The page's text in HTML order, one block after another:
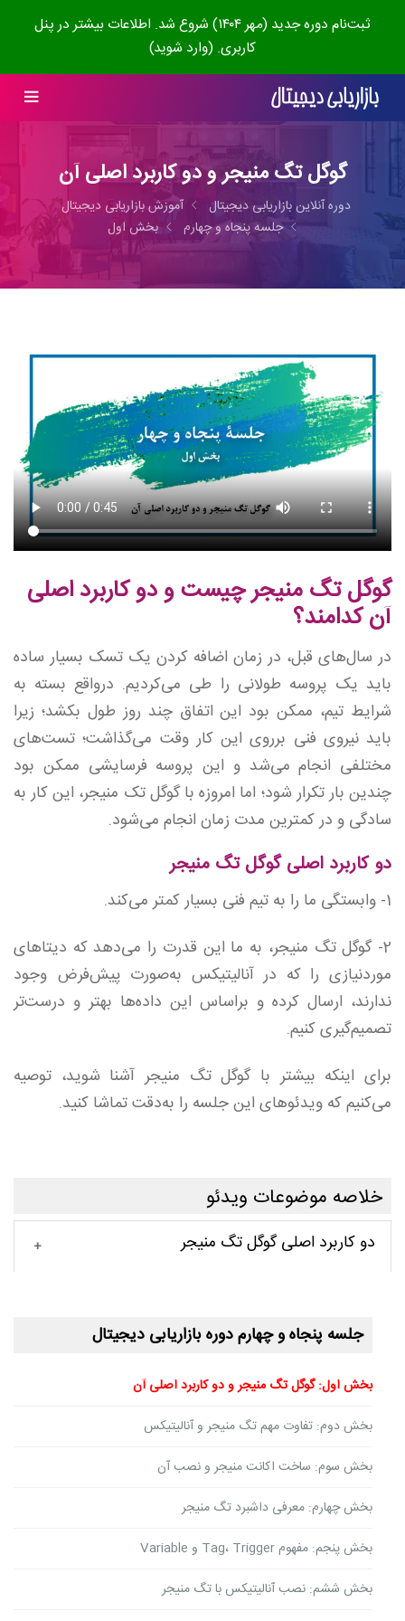
ثبت‌نام دوره جدید (مهر ۱۴۰۴) شروع شد. اطلاعات بیشتر در پنل
کاربری. (وارد شوید)
گوگل تگ منیجر و دو کاربرد اصلی آن
دوره آنلاین بازاریابی دیجیتال
آموزش بازاریابی دیجیتال
جلسه پنجاه و چهارم
بخش اول
گوگل تگ منیجر چیست و دو کاربرد اصلی
آن کدامند؟
در سال‌های قبل، در زمان اضافه کردن یک تسک بسیار ساده
باید یک پروسه طولانی را طی می‌کردیم. درواقع بسته به
شرایط تیم، ممکن بود این اتفاق چند روز طول بکشد؛ زیرا
باید نیروی فنی برروی این کار وقت می‌گذاشت؛ تست‌های
مختلفی انجام می‌شد و این پروسه فرسایشی ممکن بود
چندین بار تکرار شود؛ اما امروزه با گوگل تک منیجر، این کار به
سادگی و در کمترین مدت زمان انجام می‌شود.
دو کاربرد اصلی گوگل تگ منیجر
1- وابستگی ما را به تیم فنی بسیار کمتر می‌کند.
2- گوگل تگ منیجر، به ما این قدرت را می‌دهد که دیتاهای
موردنیازی را که در آنالیتیکس به‌صورت پیش‌فرض وجود
ندارند، ارسال کرده و براساس این داده‌ها بهتر و درست‌تر
تصمیم‌گیری کنیم.
برای اینکه بیشتر با گوگل تگ منیجر آشنا شوید، توصیه
می‌کنیم که ویدئوهای این جلسه را به‌دقت تماشا کنید.
خلاصه موضوعات ویدئو
دو کاربرد اصلی گوگل تگ منیجر
جلسه پنجاه و چهارم دوره بازاریابی دیجیتال
بخش اول: گوگل تگ منیجر و دو کاربرد اصلی آن
بخش دوم: تفاوت مهم تگ منیجر و آنالیتیکس
بخش سوم: ساخت اکانت منیجر و نصب آن
بخش چهارم: معرفی داشبرد تگ منیجر
بخش پنجم: مفهوم Tag، Trigger و Variable
بخش ششم: نصب آنالیتیکس با تگ منیجر